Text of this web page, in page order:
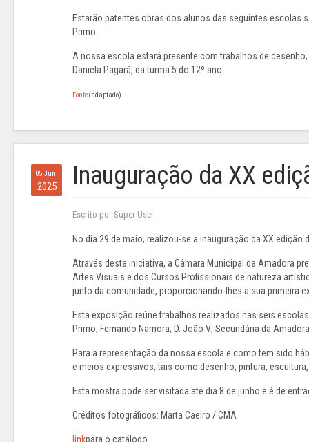
Estarão patentes obras dos alunos das seguintes escolas
Primo.
A nossa escola estará presente com trabalhos de
Daniela Pagará, da turma 5 do 12º ano.
Fonte(adaptado)
05 Jun.
2025 Inauguração da XX
Escrito por Super User.
No dia 29 de maio, realizou-se a inauguração da XX
Através desta iniciativa, a Câmara Municipal da Amadora
Artes Visuais e dos Cursos Profissionais de natureza
junto da comunidade, proporcionando-lhes a sua primeira
Esta exposição reúne trabalhos realizados nas seis
Primo; Fernando Namora; D. João V; Secundária da
Para a representação da nossa escola e como tem sido
e meios expressivos, tais como desenho, pintura,
Esta mostra pode ser visitada até dia 8 de junho e é de
Créditos fotográficos: Marta Caeiro / CMA
linkpara o catálogo